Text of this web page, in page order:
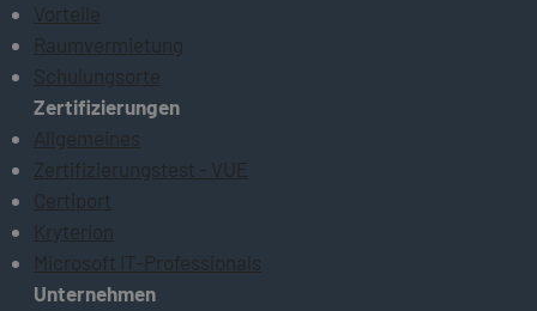
Vorteile
Raumvermietung
Schulungsorte
Zertifizierungen
Allgemeines
Zertifizierungstest - VUE
Certiport
Kryterion
Microsoft IT-Professionals
Unternehmen